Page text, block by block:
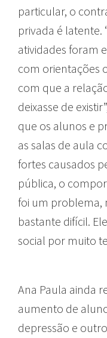
particular, o
privada é latente.
atividades foram
com orientações
com que a
deixasse de
que os alunos e
as salas de aula
fortes causados
pública, o
foi um problema,
bastante difícil.
social por muito
Ana Paula ainda
aumento de
depressão e